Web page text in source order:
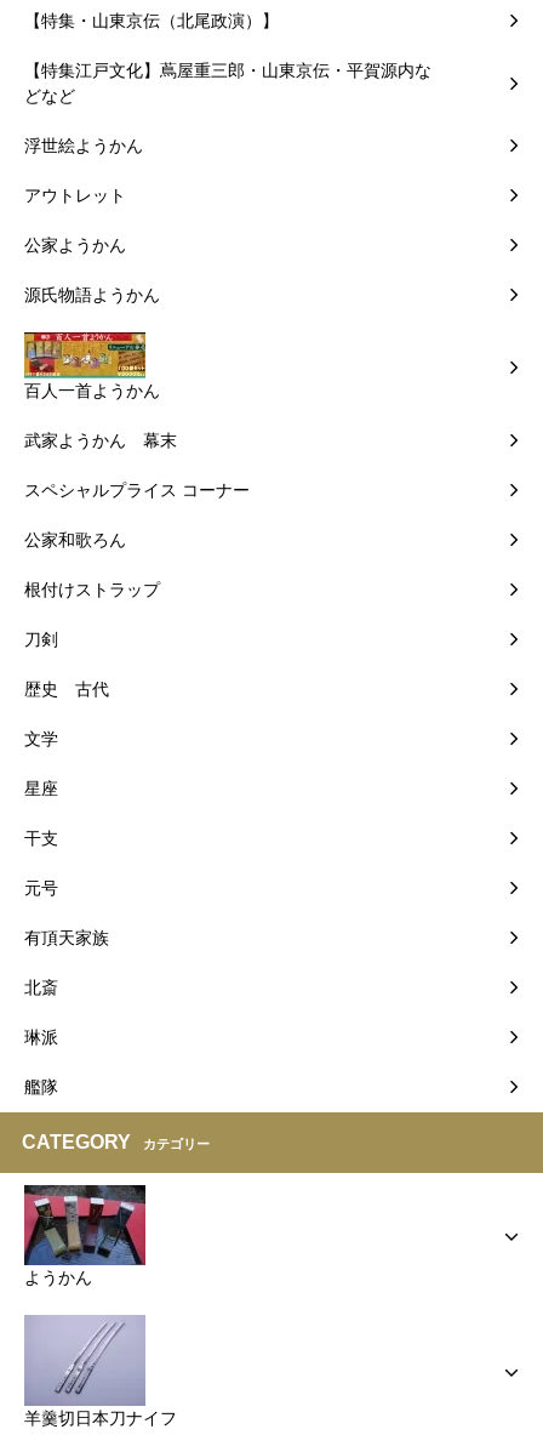
【特集・山東京伝（北尾政演）】
【特集江戸文化】蔦屋重三郎・山東京伝・平賀源内な
どなど
浮世絵ようかん
アウトレット
公家ようかん
源氏物語ようかん
百人一首ようかん
武家ようかん 幕末
スペシャルプライス コーナー
公家和歌ろん
根付けストラップ
刀剣
歴史 古代
文学
星座
干支
元号
有頂天家族
北斎
琳派
艦隊
CATEGORY カテゴリー
ようかん
羊羹切日本刀ナイフ